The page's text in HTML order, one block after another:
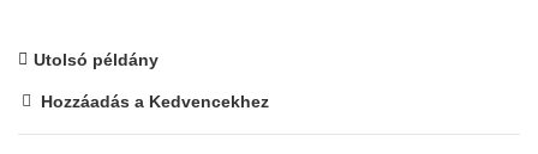
Utolsó példány
Hozzáadás a Kedvencekhez